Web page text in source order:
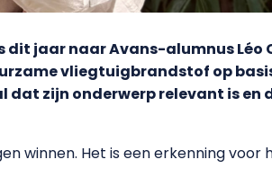
jaar naar Avans-alumnus Léo
vliegtuigbrandstof op
dat zijn onderwerp relevant is en
winnen. Het is een erkenning voor